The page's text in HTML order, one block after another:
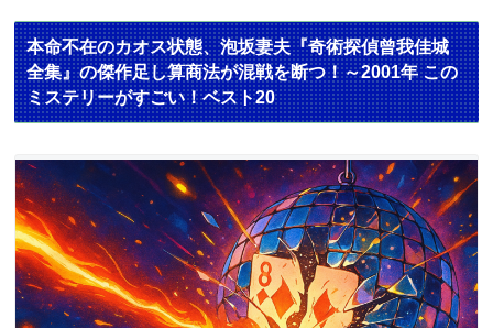
本命不在のカオス状態、泡坂妻夫『奇術探偵曾我佳城
全集』の傑作足し算商法が混戦を断つ！～2001年 この
ミステリーがすごい！ベスト20